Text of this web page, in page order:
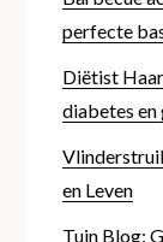
perfecte
Diëtist
diabetes en
en Leven
Tuin Blog: